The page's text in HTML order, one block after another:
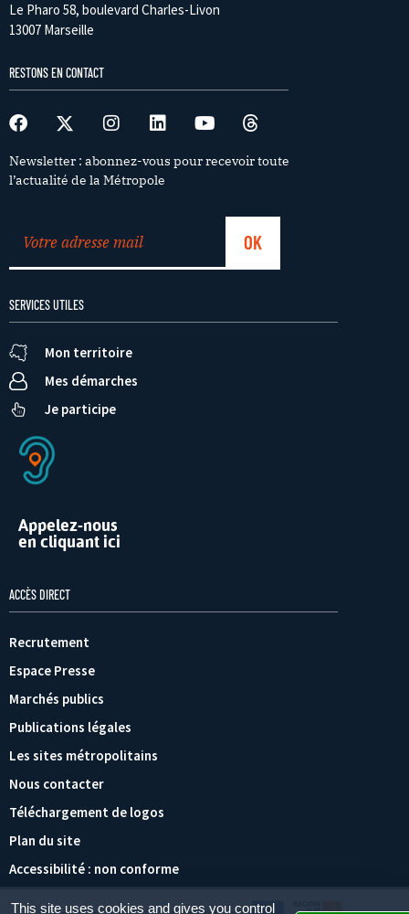
Le Pharo 58, boulevard Charles-Livon
13007 Marseille
RESTONS EN CONTACT
Newsletter : abonnez-vous pour recevoir toute
l’actualité de la Métropole
SERVICES UTILES
Mon territoire
Mes démarches
Je participe
Appelez-nous
en cliquant ici
ACCÈS DIRECT
Recrutement
Espace Presse
Marchés publics
Publications légales
Les sites métropolitains
Nous contacter
Téléchargement de logos
Plan du site
Accessibilité : non conforme
This site uses cookies and gives you control